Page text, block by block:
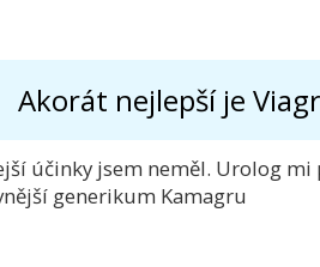
Akorát nejlepší je
účinky jsem neměl. Urolog mi
generikum Kamagru